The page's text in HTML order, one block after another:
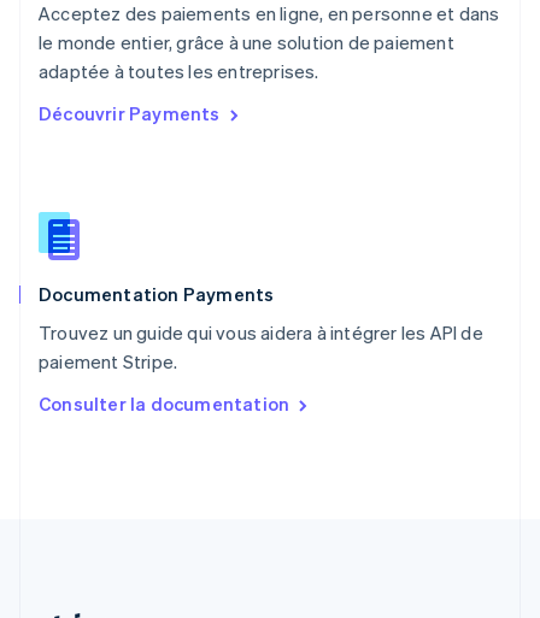
Acceptez des paiements en ligne, en personne et dans
le monde entier, grâce à une solution de paiement
adaptée à toutes les entreprises.
Découvrir Payments
Documentation Payments
Trouvez un guide qui vous aidera à intégrer les API de
paiement Stripe.
Consulter la documentation
NederlandsEnglish
Pologne
English
PortuguêsEnglish
English
Roumanie
Royaume-Uni
Singapour
English 简体中文
English